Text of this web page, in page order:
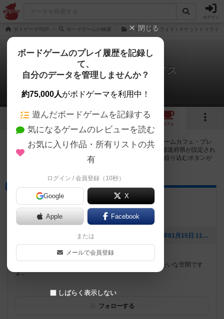
ログイン
ボドゲーマTOP ボードゲームの検索 チケットトゥライド / チケットトゥライ
チケットトゥライド：スイス
4店のカフェ/スペースが提供中
6 3
カフェ
チケットトゥライド：スイスで遊ぶことができるボードゲームカフェ・プレ
イスペースが4店登録されています。公開プロフィールの都道府県が設定され
たアカウントでログインすると、同じ都道府県内の店舗に絞り込むボタンが
プレイスペース
さぬきボドゲ王国
香川県高松市瓦町１丁目4-13 3F
[NEW] 【さぬきボドゲ王国・建国９周年企画】（2023年01月15日 11時51分）
遊べるボードゲーム
423個
高松市、瓦町駅から徒歩５分。 気軽に立ち寄る部室みたいな空間です
よ。
フォローする
閉じる
ボードゲームのプレイ履歴を記録し
て、
自分のデータを管理しませんか？
約75,000人がボドゲーマを利用中！
遊んだボードゲームを記録する
気になるゲームのレビューを読む
お気に入り作品・所有リストの共
有
ログイン / 会員登録（10秒）
Google X
Apple Facebook
または
メールで会員登録
しばらく表示しない